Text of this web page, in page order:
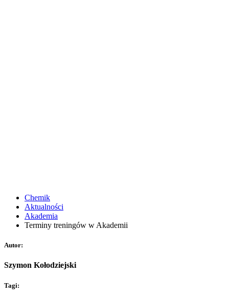
Chemik
Aktualności
Akademia
Terminy treningów w Akademii
Autor:
Szymon Kołodziejski
Tagi: